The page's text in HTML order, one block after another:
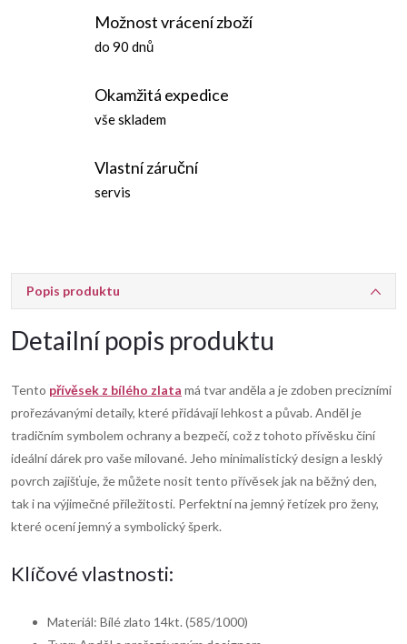
Možnost vrácení zboží
do 90 dnů
Okamžitá expedice
vše skladem
Vlastní záruční
servis
Popis produktu
Detailní popis produktu
Tento přívěsek z bílého zlata má tvar anděla a je zdoben precizními
prořezávanými detaily, které přidávají lehkost a půvab. Anděl je
tradičním symbolem ochrany a bezpečí, což z tohoto přívěsku činí
ideální dárek pro vaše milované. Jeho minimalistický design a lesklý
povrch zajišťuje, že můžete nosit tento přívěsek jak na běžný den,
tak i na výjimečné příležitosti. Perfektní na jemný řetízek pro ženy,
které ocení jemný a symbolický šperk.
Klíčové vlastnosti:
Materiál: Bílé zlato 14kt. (585/1000)